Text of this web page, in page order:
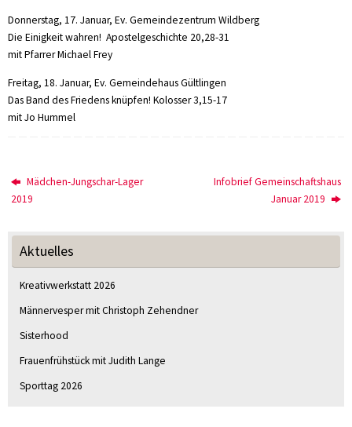
Donnerstag, 17. Januar, Ev. Gemeindezentrum Wildberg
Die Einigkeit wahren! Apostelgeschichte 20,28-31
mit Pfarrer Michael Frey
Freitag, 18. Januar, Ev. Gemeindehaus Gültlingen
Das Band des Friedens knüpfen! Kolosser 3,15-17
mit Jo Hummel
Mädchen-Jungschar-Lager
2019
Infobrief Gemeinschaftshaus
Januar 2019
Aktuelles
Kreativwerkstatt 2026
Männervesper mit Christoph Zehendner
Sisterhood
Frauenfrühstück mit Judith Lange
Sporttag 2026